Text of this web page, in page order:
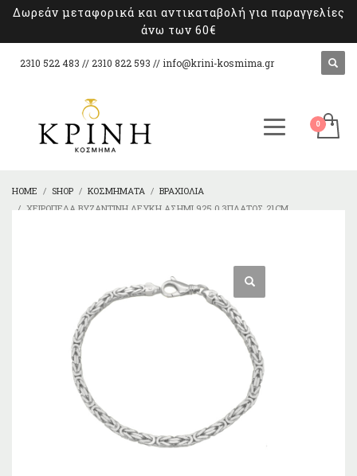
Δωρεάν μεταφορικά και αντικαταβολή για παραγγελίες
άνω των 60€
2310 522 483 // 2310 822 593 // info@krini-kosmima.gr
HOME SHOP ΚΟΣΜΉΜΑΤΑ
ΒΡΑΧΙΌΛΙΑ
ΧΕΙΡΟΠΈΔΑ ΒΥΖΑΝΤΙΝΉ ΛΕΥΚΉ ΑΣΉΜΙ 925 0,3ΠΛΆΤΟΣ 21CM